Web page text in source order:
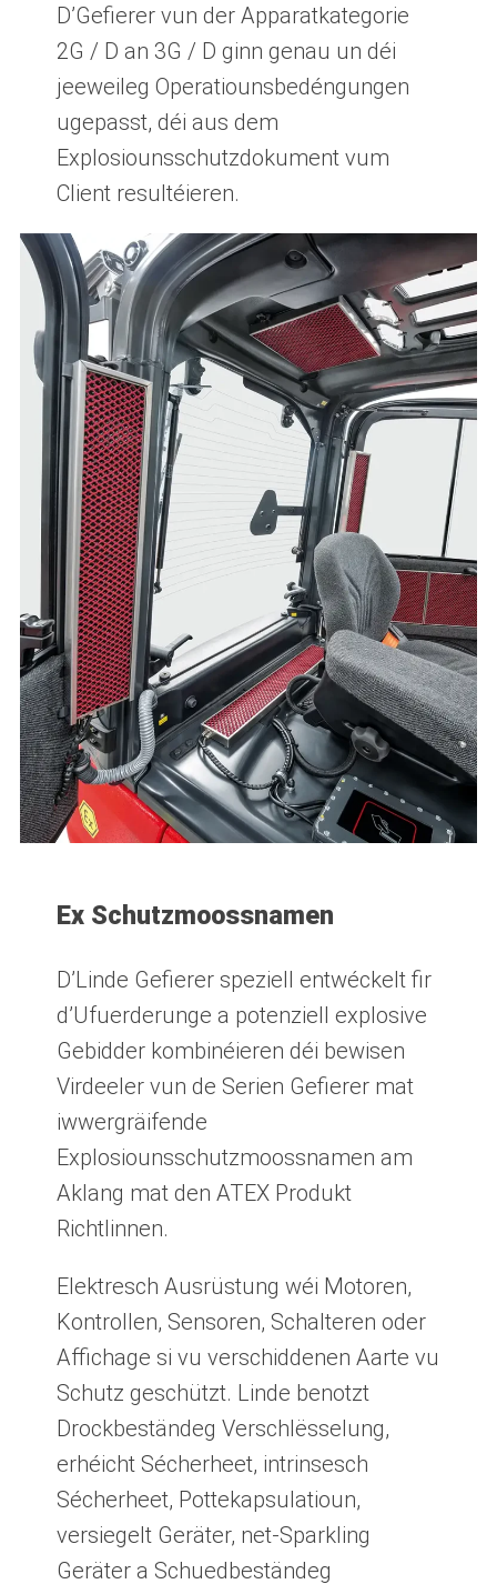
D’Gefierer vun der Apparatkategorie
2G / D an 3G / D ginn genau un déi
jeeweileg Operatiounsbedéngungen
ugepasst, déi aus dem
Explosiounsschutzdokument vum
Client resultéieren.
Ex Schutzmoossnamen
D’Linde Gefierer speziell entwéckelt fir
d’Ufuerderunge a potenziell explosive
Gebidder kombinéieren déi bewisen
Virdeeler vun de Serien Gefierer mat
iwwergräifende
Explosiounsschutzmoossnamen am
Aklang mat den ATEX Produkt
Richtlinnen.
Elektresch Ausrüstung wéi Motoren,
Kontrollen, Sensoren, Schalteren oder
Affichage si vu verschiddenen Aarte vu
Schutz geschützt. Linde benotzt
Drockbeständeg Verschlësselung,
erhéicht Sécherheet, intrinsesch
Sécherheet, Pottekapsulatioun,
versiegelt Geräter, net-Sparkling
Geräter a Schuedbeständeg